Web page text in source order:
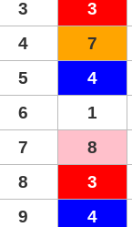
3
3
4
7
5
4
6
1
7
8
8
3
9
4